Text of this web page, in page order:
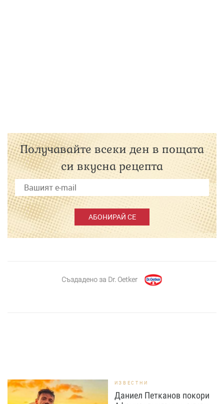
Получавайте всеки ден в пощата
си вкусна рецепта
АБОНИРАЙ СЕ
Създадено за Dr. Oetker
ИЗВЕСТНИ
Даниел Петканов покори